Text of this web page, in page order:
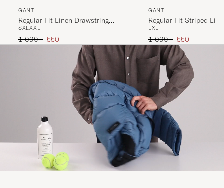
GANT
Regular Fit Linen Drawstring
Shorts Oat Beige
SXLXXL
Ordinary pris
1 099,- Nedsat pris
550,-
GANT
Regular Fit Striped
Drawstring Shorts
LXL
Ordinary pris
1 099,- Nedsat pris
550,-